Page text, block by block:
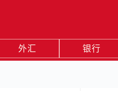
外汇 银行